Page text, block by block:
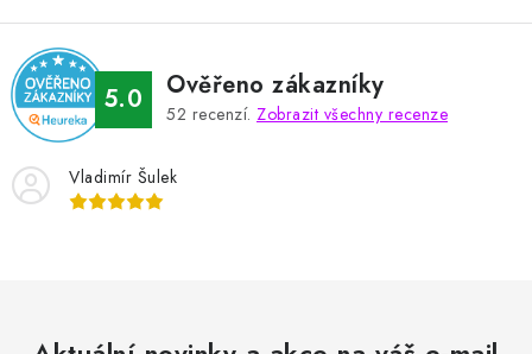
5.0 Ověřeno zákazníky
52 recenzí. Zobrazit všechny recenze
Vladimír Šulek